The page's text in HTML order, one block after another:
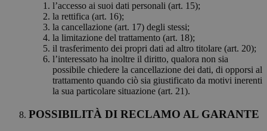
l’accesso ai suoi dati personali (art. 15);
la rettifica (art. 16);
la cancellazione (art. 17) degli stessi;
la limitazione del trattamento (art. 18);
il trasferimento dei propri dati ad altro titolare (art. 20);
l’interessato ha inoltre il diritto, qualora non sia
possibile chiedere la cancellazione dei dati, di opporsi al
trattamento quando ciò sia giustificato da motivi inerenti
la sua particolare situazione (art. 21).
POSSIBILITÀ DI RECLAMO AL GARANTE